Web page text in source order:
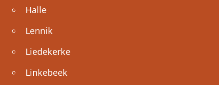
Halle
Lennik
Liedekerke
Linkebeek